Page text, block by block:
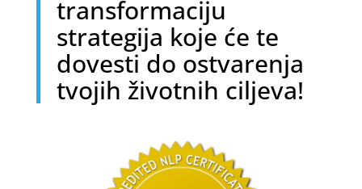
transformaciju
strategija koje će te
dovesti do ostvarenja
tvojih životnih ciljeva!